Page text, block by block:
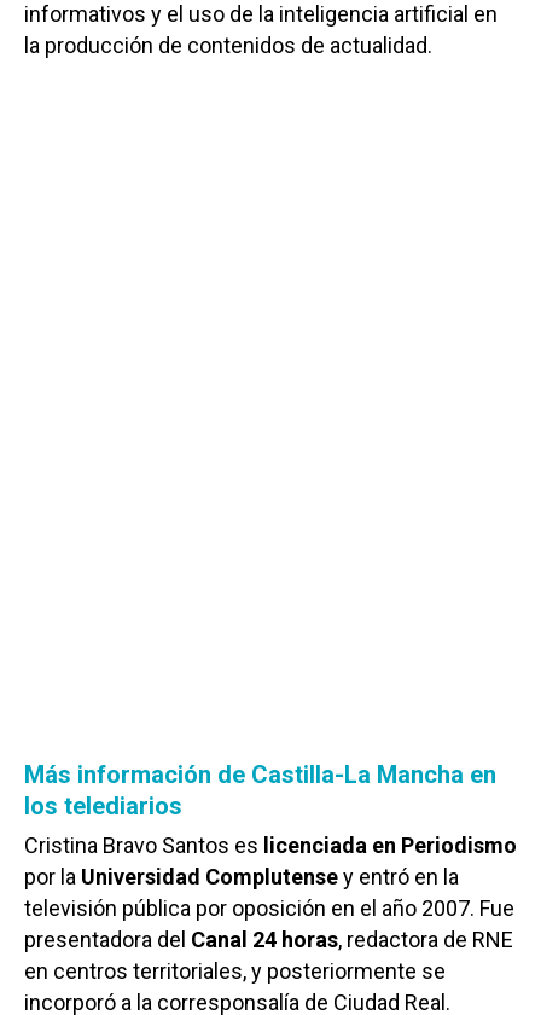
informativos y el uso de la inteligencia artificial en
la producción de contenidos de actualidad.
Más información de Castilla-La Mancha en
los telediarios
Cristina Bravo Santos es licenciada en Periodismo
por la Universidad Complutensey entró en la
televisión pública por oposición en el año 2007. Fue
presentadora del Canal 24 horas, redactora de RNE
en centros territoriales, y posteriormente se
incorporó a la corresponsalía de Ciudad Real.